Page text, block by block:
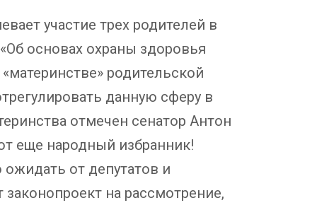
участие трех родителей в
основах охраны здоровья
родительской
данную сферу в
отмечен сенатор Антон
еще народный избранник!
ожидать от депутатов и
на рассмотрение,